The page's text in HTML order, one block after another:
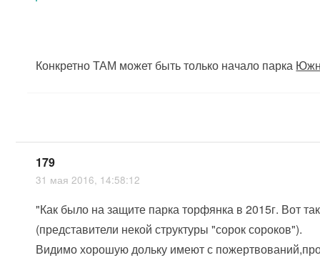
Конкретно ТАМ может быть только начало парка
179
31 мая 2016, 14:58:12
"Как было на защите парка торфянка в 2015г. Вот
(представители некой структуры "сорок сороков").
Видимо хорошую дольку имеют с